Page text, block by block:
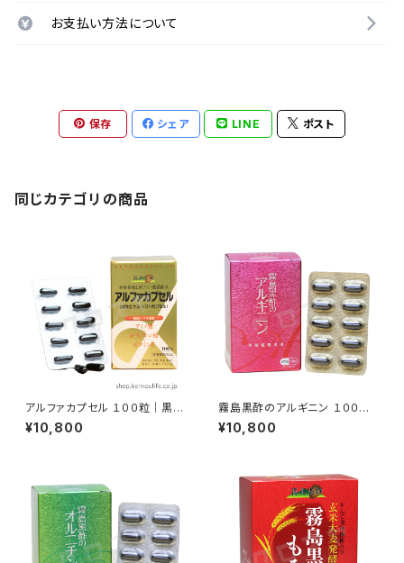
お支払い方法について
保存 シェア LINE ポスト
同じカテゴリの商品
アルファカプセル １００粒｜黒酢
エキスソフトカプセル｜霧島黒
酢
¥10,800
霧島黒酢のアルギニン １００粒
｜キクイモ由来のアルギニン｜
霧島黒酢
¥10,800